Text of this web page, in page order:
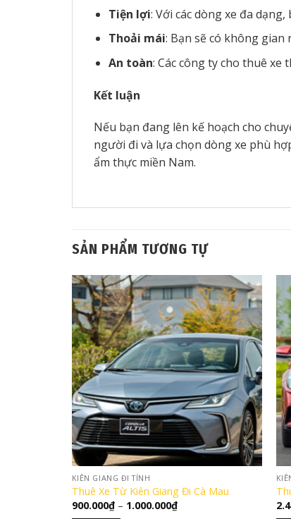
Tiện lợi: Với các dòng xe đa
Thoải mái: Bạn sẽ có không
An toàn: Các công ty cho thuê
Kết luận
Nếu bạn đang lên kế hoạch cho
người đi và lựa chọn dòng xe phù
ẩm thực miền Nam.
SẢN PHẨM TƯƠNG TỰ
KIÊN GIANG ĐI TỈNH
Thuê Xe Từ Kiên Giang Đi Cà Mau
900.000₫ – 1.000.000₫Khoảng
giá: